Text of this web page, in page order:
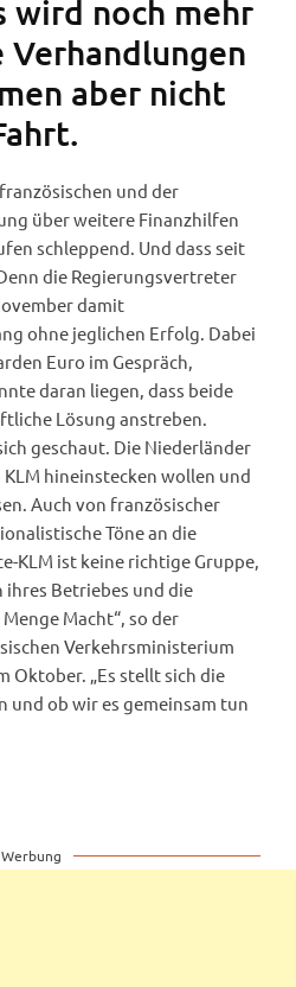
wird noch mehr
aber nicht
und der
über weitere Finanzhilfen
schleppend. Und dass seit
die Regierungsvertreter
damit
ohne jeglichen Erfolg. Dabei
Euro im Gespräch,
daran liegen, dass beide
Lösung anstreben.
geschaut. Die Niederländer
hineinstecken wollen und
Auch von französischer
Töne an die
KLM ist keine richtige Gruppe,
ihres Betriebes und die
Macht“, so der
Verkehrsministerium
Oktober. „Es stellt sich die
und ob wir es gemeinsam tun
Werbung